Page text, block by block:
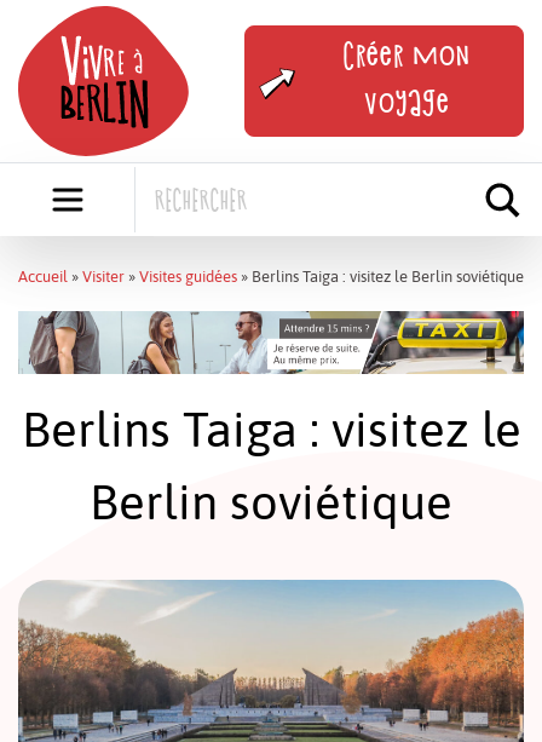
content
Créer mon
voyage
Accueil » Visiter » Visites guidées » Berlins Taiga : visitez le Berlin soviétique
Berlins Taiga : visitez le
Berlin soviétique